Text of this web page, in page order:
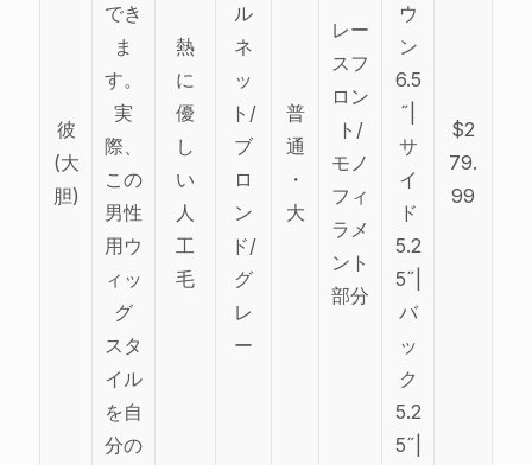
彼
(大
胆)
でき
ま
す。
実
際、
この
男性
用ウ
ィッ
グ
スタ
イル
を自
分の
熱
に
優
し
い
人
工
毛
ル
ネ
ッ
ト/
ブ
ロ
ン
ド/
グ
レ
ー
普
通
・
大
レー
スフ
ロン
ト/
モノ
フィ
ラメ
ント
部分
ウ
ン
6.5
˝|
サ
イ
ド
5.2
5˝|
バ
ッ
ク
5.2
5˝|
$2
79.
99